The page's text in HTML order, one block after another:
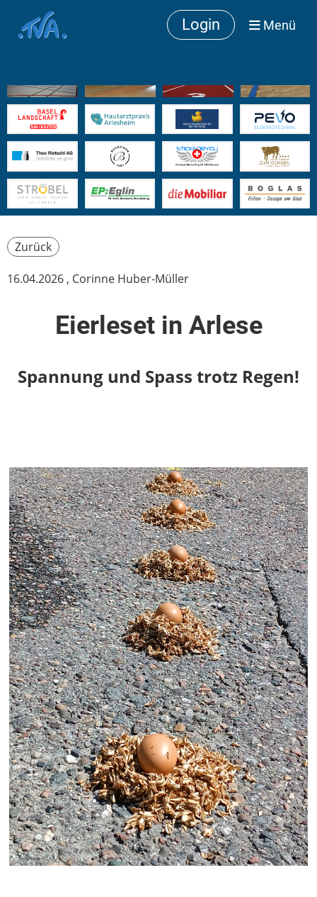
Login Menü
Zurück
16.04.2026 , Corinne Huber-Müller
Eierleset in Arlese
Spannung und Spass trotz Regen!